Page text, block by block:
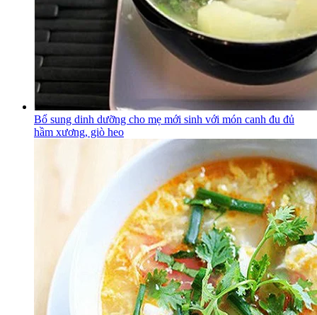
Bổ sung dinh dưỡng cho mẹ mới sinh với món canh đu đủ
hầm xương, giò heo